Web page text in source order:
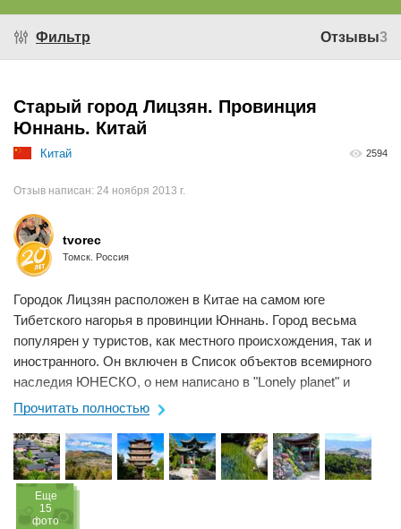
Фильтр Отзывы3
Старый город Лицзян. Провинция
Юннань. Китай
Китай 2594
Отзыв написан: 24 ноября 2013 г.
tvorec
Томск. Россия
Городок Лицзян расположен в Китае на самом юге
Тибетского нагорья в провинции Юннань. Город весьма
популярен у туристов, как местного происхождения, так и
иностранного. Он включен в Список объектов всемирного
наследия ЮНЕСКО, о нем написано в "Lonely planet" и
благодаря этому туда не иссякает ...
Прочитать полностью
Eще
15
фото